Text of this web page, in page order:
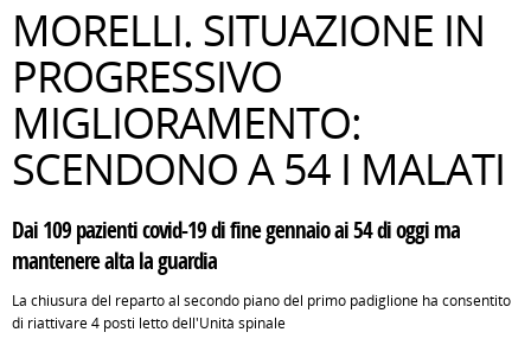
MORELLI. SITUAZIONE IN
PROGRESSIVO
MIGLIORAMENTO:
SCENDONO A 54 I MALATI
Dai 109 pazienti covid-19 di fine gennaio ai 54 di oggi ma
mantenere alta la guardia
La chiusura del reparto al secondo piano del primo padiglione ha consentito
di riattivare 4 posti letto dell'Unità spinale